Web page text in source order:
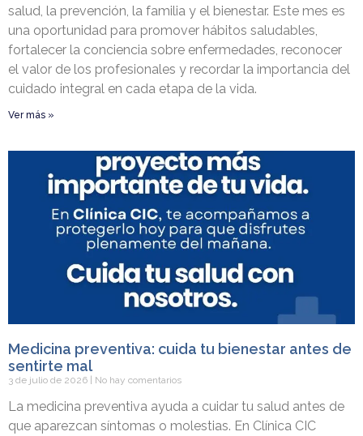
salud, la prevención, la familia y el bienestar. Este mes es
una oportunidad para promover hábitos saludables,
fortalecer la conciencia sobre enfermedades, reconocer
el valor de los profesionales y recordar la importancia del
cuidado integral en cada etapa de la vida.
Ver más »
Medicina preventiva: cuida tu bienestar antes de
sentirte mal
3 de julio de 2026 No hay comentarios
La medicina preventiva ayuda a cuidar tu salud antes de
que aparezcan síntomas o molestias. En Clínica CIC